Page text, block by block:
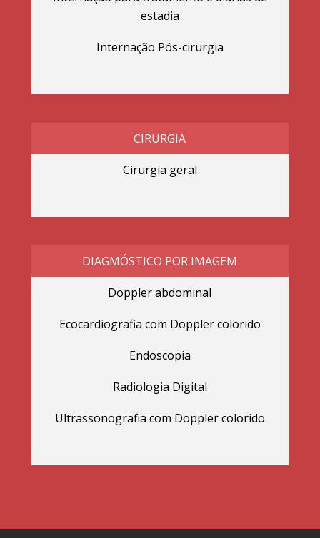
estadia
Internação Pós-cirurgia
CIRURGIA
Cirurgia geral
DIAGMÓSTICO POR IMAGEM
Doppler abdominal
Ecocardiografia com Doppler colorido
Endoscopia
Radiologia Digital
Ultrassonografia com Doppler colorido